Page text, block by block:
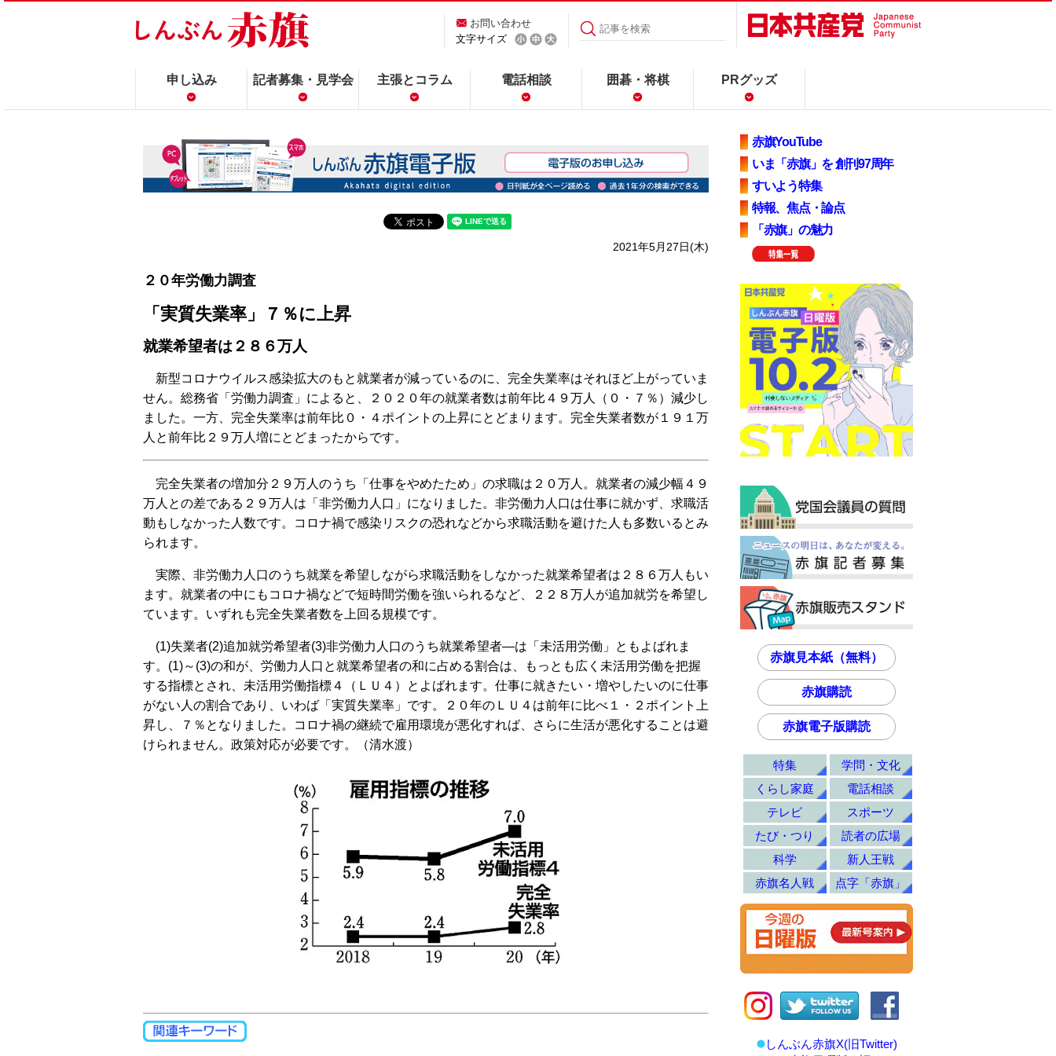
お問い合わせ
文字サイズ
申し込み 記者募集・見学会 主張とコラム 電話相談 囲碁・将棋 PRグッズ
2021年5月27日(木)
２０年労働力調査
「実質失業率」７％に上昇
就業希望者は２８６万人
新型コロナウイルス感染拡大のもと就業者が減っているのに、完全失業率はそれほど上がっていま
せん。総務省「労働力調査」によると、２０２０年の就業者数は前年比４９万人（０・７％）減少し
ました。一方、完全失業率は前年比０・４ポイントの上昇にとどまります。完全失業者数が１９１万
人と前年比２９万人増にとどまったからです。
完全失業者の増加分２９万人のうち「仕事をやめたため」の求職は２０万人。就業者の減少幅４９
万人との差である２９万人は「非労働力人口」になりました。非労働力人口は仕事に就かず、求職活
動もしなかった人数です。コロナ禍で感染リスクの恐れなどから求職活動を避けた人も多数いるとみ
られます。
実際、非労働力人口のうち就業を希望しながら求職活動をしなかった就業希望者は２８６万人もい
ます。就業者の中にもコロナ禍などで短時間労働を強いられるなど、２２８万人が追加就労を希望し
ています。いずれも完全失業者数を上回る規模です。
(1)失業者(2)追加就労希望者(3)非労働力人口のうち就業希望者―は「未活用労働」ともよばれま
す。(1)～(3)の和が、労働力人口と就業希望者の和に占める割合は、もっとも広く未活用労働を把握
する指標とされ、未活用労働指標４（ＬＵ４）とよばれます。仕事に就きたい・増やしたいのに仕事
がない人の割合であり、いわば「実質失業率」です。２０年のＬＵ４は前年に比べ１・２ポイント上
昇し、７％となりました。コロナ禍の継続で雇用環境が悪化すれば、さらに生活が悪化することは避
けられません。政策対応が必要です。（清水渡）
赤旗YouTube
いま「赤旗」を 創刊97周年
すいよう特集
特報、焦点・論点
「赤旗」の魅力
赤旗見本紙（無料）
赤旗購読
赤旗電子版購読
特集
学問・文化
くらし家庭
電話相談
テレビ
スポーツ
たび・つり
読者の広場
科学
新人王戦
赤旗名人戦
点字「赤旗」
しんぶん赤旗X(旧Twitter)